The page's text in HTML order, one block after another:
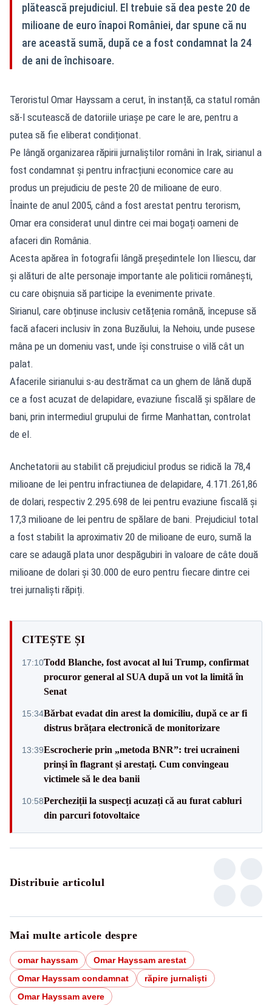
plătească prejudiciul. El trebuie să dea peste 20 de
milioane de euro înapoi României, dar spune că nu
are această sumă, după ce a fost condamnat la 24
de ani de închisoare.
Teroristul Omar Hayssam a cerut, în instanță, ca statul român
să-l scutească de datoriile uriașe pe care le are, pentru a
putea să fie eliberat condiționat.
Pe lângă organizarea răpirii jurnaliștilor români în Irak, sirianul a
fost condamnat și pentru infracțiuni economice care au
produs un prejudiciu de peste 20 de milioane de euro.
Înainte de anul 2005, când a fost arestat pentru terorism,
Omar era considerat unul dintre cei mai bogați oameni de
afaceri din România.
Acesta apărea în fotografii lângă președintele Ion Iliescu, dar
și alături de alte personaje importante ale politicii românești,
cu care obișnuia să participe la evenimente private.
Sirianul, care obținuse inclusiv cetățenia română, începuse să
facă afaceri inclusiv în zona Buzăului, la Nehoiu, unde pusese
mâna pe un domeniu vast, unde își construise o vilă cât un
palat.
Afacerile sirianului s-au destrămat ca un ghem de lână după
ce a fost acuzat de delapidare, evaziune fiscală și spălare de
bani, prin intermediul grupului de firme Manhattan, controlat
de el.
Anchetatorii au stabilit că prejudiciul produs se ridică la 78,4
milioane de lei pentru infractiunea de delapidare, 4.171.261,86
de dolari, respectiv 2.295.698 de lei pentru evaziune fiscală și
17,3 milioane de lei pentru de spălare de bani. Prejudiciul total
a fost stabilit la aproximativ 20 de milioane de euro, sumă la
care se adaugă plata unor despăgubiri în valoare de câte două
milioane de dolari și 30.000 de euro pentru fiecare dintre cei
trei jurnaliști răpiți.
CITEȘTE ȘI
17:10Todd Blanche, fost avocat al lui Trump, confirmat
procuror general al SUA după un vot la limită în
Senat
15:34Bărbat evadat din arest la domiciliu, după ce ar fi
distrus brățara electronică de monitorizare
13:39Escrocherie prin „metoda BNR”: trei ucraineni
prinși în flagrant și arestați. Cum convingeau
victimele să le dea banii
10:58Percheziții la suspecți acuzați că au furat cabluri
din parcuri fotovoltaice
Distribuie articolul
Mai multe articole despre
omar hayssam
Omar Hayssam arestat
Omar Hayssam condamnat
răpire jurnalişti
Omar Hayssam avere